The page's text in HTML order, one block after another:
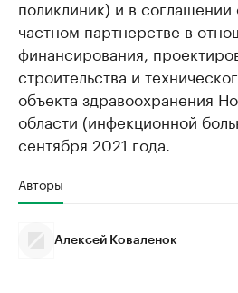
поликлиник) и в соглашении
частном партнерстве в
финансирования,
строительства и
объекта здравоохранения
области (инфекционной
сентября 2021 года.
Авторы
Алексей Коваленок